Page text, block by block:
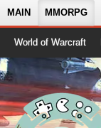
MAIN MMORPG
World of Warcraft